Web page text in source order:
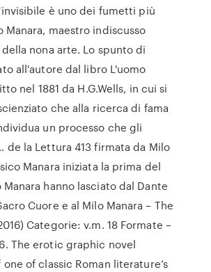
è uno dei fumetti più
Manara, maestro indiscusso
nona arte. Lo spunto di
all'autore dal libro L'uomo
nel 1881 da H.G.Wells, in cui si
che alla ricerca di fama
un processo che gli
de la Lettura 413 firmata da Milo
Manara iniziata la prima del
hanno lasciato dal Dante
Cuore e al Milo Manara – The
Categorie: v.m. 18 Formate –
The erotic graphic novel
of classic Roman literature’s